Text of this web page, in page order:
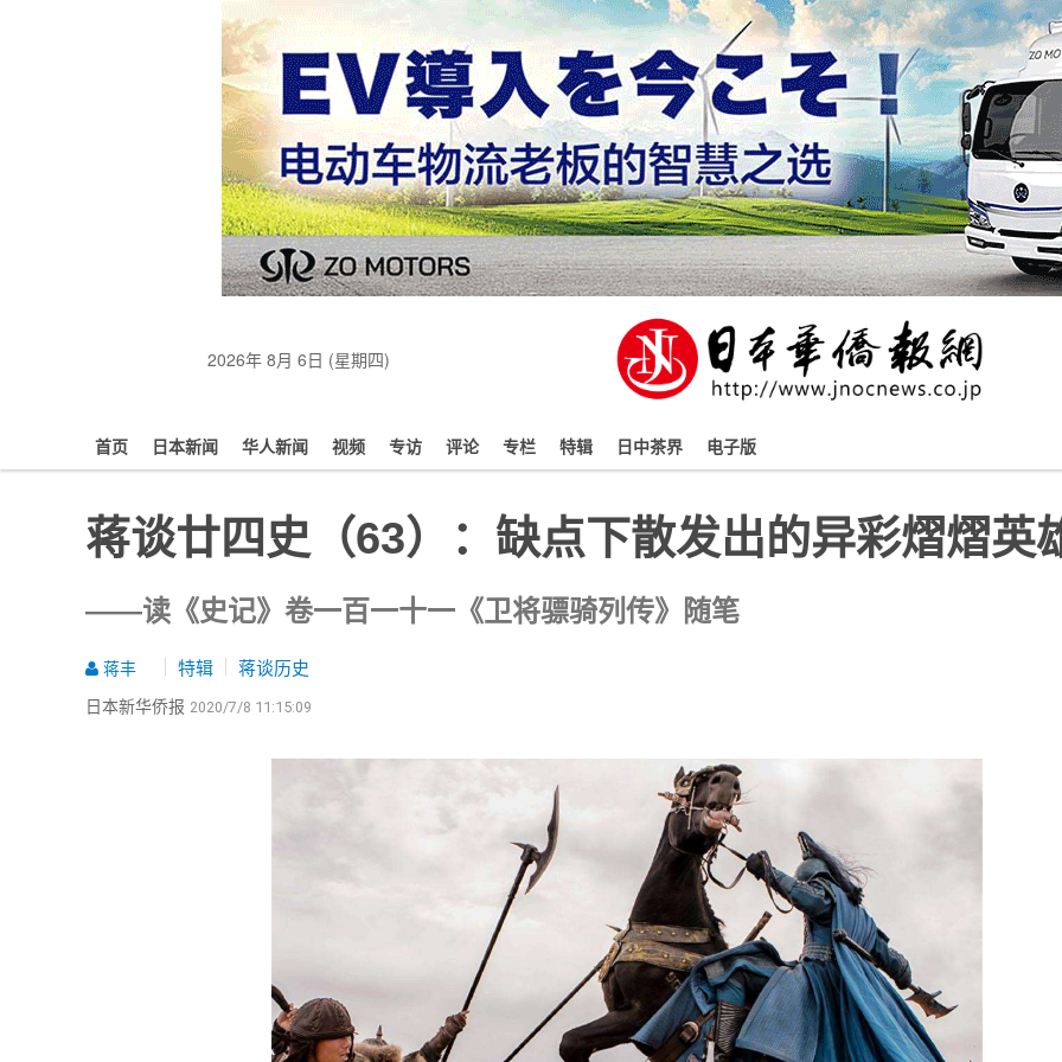
2026年 8月 6日 (星期四)
首页 日本新闻 华人新闻 视频 专访 评论 专栏 特辑 日中茶界 电子版
蒋谈廿四史（63）：缺点下散发出的异彩熠熠英
——读《史记》卷一百一十一《卫将骠骑列传》随笔
蒋丰 特辑 蒋谈历史
日本新华侨报 2020/7/8 11:15:09